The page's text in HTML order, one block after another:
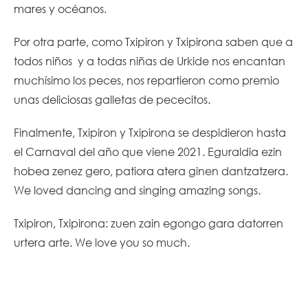
mares y océanos.
Por otra parte, como Txipiron y Txipirona saben que a
todos niños y a todas niñas de Urkide nos encantan
muchísimo los peces, nos repartieron como premio
unas deliciosas galletas de pececitos.
Finalmente, Txipiron y Txipirona se despidieron hasta
el Carnaval del año que viene 2021. Eguraldia ezin
hobea zenez gero, patiora atera ginen dantzatzera.
We loved dancing and singing amazing songs.
Txipiron, Txipirona: zuen zain egongo gara datorren
urtera arte. We love you so much.